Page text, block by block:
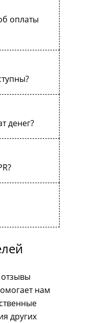
оплаты
денег?
нам
других